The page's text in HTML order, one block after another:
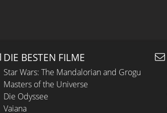
DIE BESTEN FILME
Star Wars: The Mandalorian and Grogu
Masters of the Universe
Die Odyssee
Vaiana